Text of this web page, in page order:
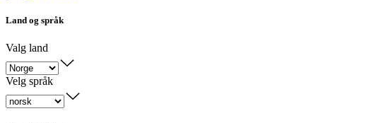
Land og språk
Valg land
Velg språk